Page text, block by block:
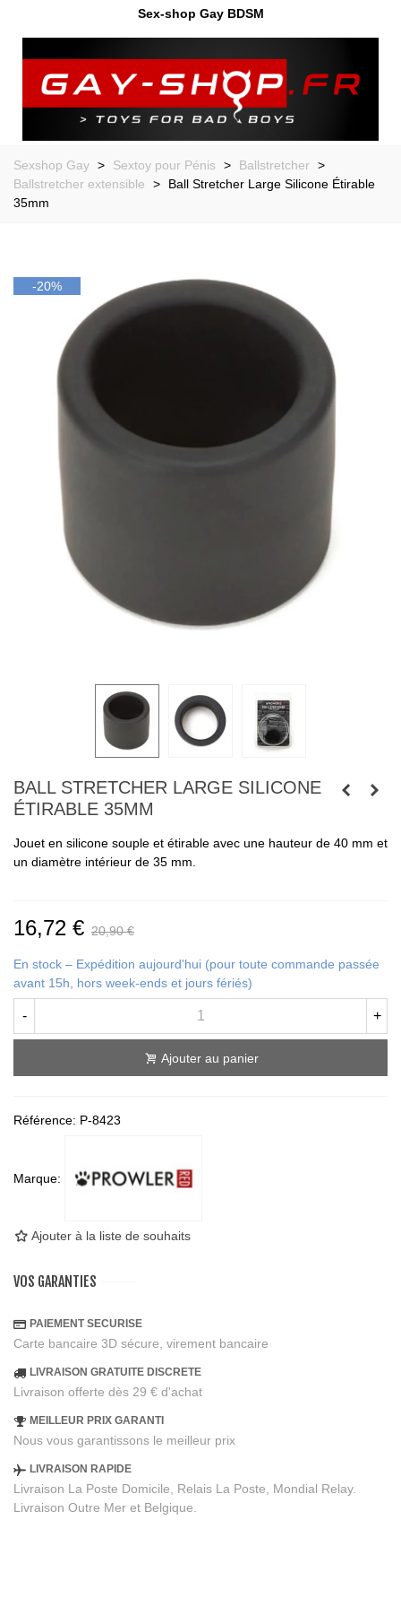
Sex-shop Gay BDSM
Sexshop Gay > Sextoy pour Pénis > Ballstretcher >
Ballstretcher extensible
>
Ball Stretcher Large Silicone Étirable
35mm
-20%
BALL STRETCHER LARGE SILICONE
ÉTIRABLE 35MM
Jouet en silicone souple et étirable avec une hauteur de 40 mm et
un diamètre intérieur de 35 mm.
16,72 € 20,90 €
En stock – Expédition aujourd'hui (pour toute commande passée
avant 15h, hors week-ends et jours fériés)
- +
Ajouter au panier
Référence: P-8423
Marque:
Ajouter à la liste de souhaits
VOS GARANTIES
PAIEMENT SECURISE
Carte bancaire 3D sécure, virement bancaire
LIVRAISON GRATUITE DISCRETE
Livraison offerte dès 29 € d'achat
MEILLEUR PRIX GARANTI
Nous vous garantissons le meilleur prix
LIVRAISON RAPIDE
Livraison La Poste Domicile, Relais La Poste, Mondial Relay.
Livraison Outre Mer et Belgique.